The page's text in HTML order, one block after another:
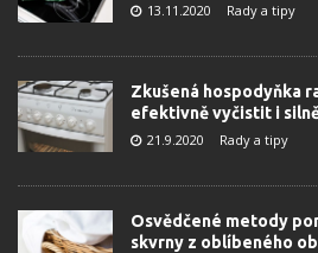
13.11.2020 Rady a tipy
Zkušená hospodyňka
efektivně vyčistit i
21.9.2020 Rady a tipy
Osvědčené metody
skvrny z oblíbeného